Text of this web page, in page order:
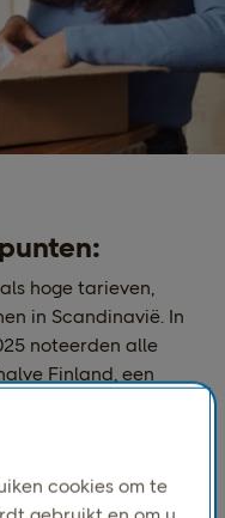
hoge tarieven,
in Scandinavië. In
noteerden alle
Finland, een
cookies om te